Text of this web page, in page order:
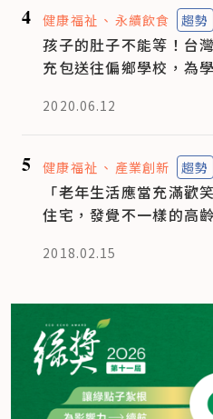
4 健康福祉 永續飲食 趨勢
孩子的肚子不能等！台
充包送往偏鄉學校，為
2020.06.12
5 健康福祉 產業創新 趨勢
「老年生活應當充滿歡
住宅，發覺不一樣的高
2018.02.15